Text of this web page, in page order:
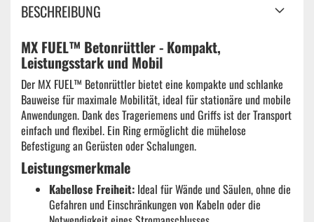
BESCHREIBUNG
MX FUEL™ Betonrüttler - Kompakt,
Leistungsstark und Mobil
Der MX FUEL™ Betonrüttler bietet eine kompakte und schlanke
Bauweise für maximale Mobilität, ideal für stationäre und mobile
Anwendungen. Dank des Trageriemens und Griffs ist der Transport
einfach und flexibel. Ein Ring ermöglicht die mühelose
Befestigung an Gerüsten oder Schalungen.
Leistungsmerkmale
Kabellose Freiheit: Ideal für Wände und Säulen, ohne die
Gefahren und Einschränkungen von Kabeln oder die